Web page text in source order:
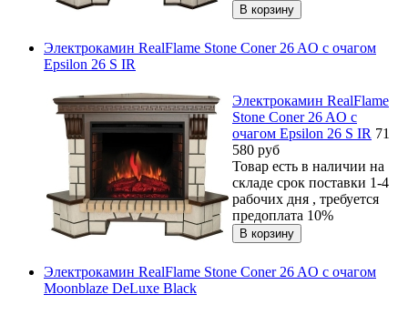
Электрокамин RealFlame Stone Coner 26 AO с очагом
Epsilon 26 S IR
Электрокамин RealFlame
Stone Coner 26 AO с
очагом Epsilon 26 S IR 71
580 руб
Товар есть в наличии на
складе срок поставки 1-4
рабочих дня , требуется
предоплата 10%
Электрокамин RealFlame Stone Coner 26 AO с очагом
Moonblaze DeLuxe Black